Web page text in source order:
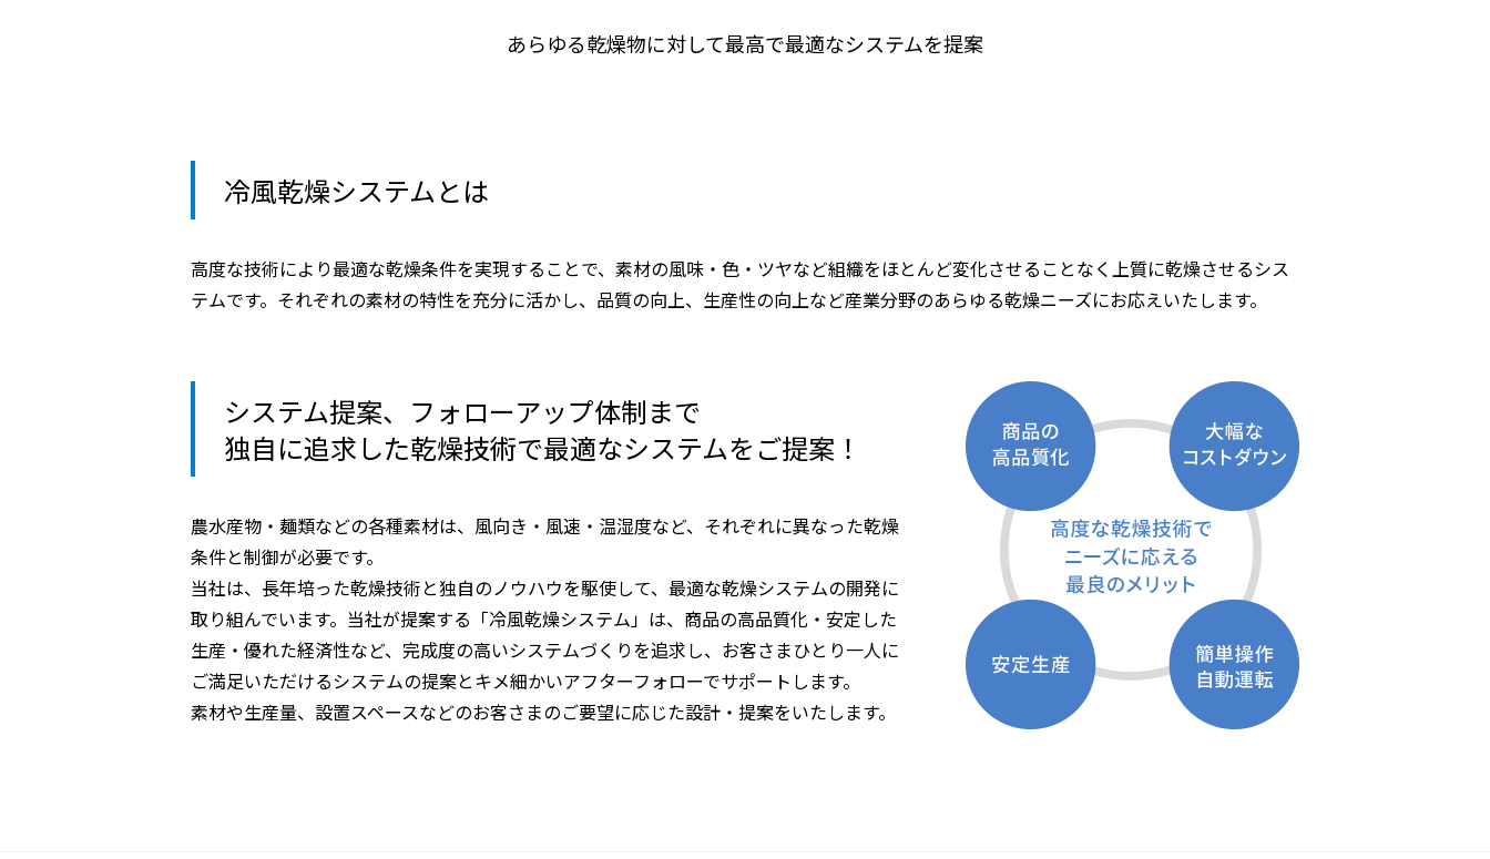
あらゆる乾燥物に対して最高で最適なシステムを提案
冷風乾燥システムとは
高度な技術により最適な乾燥条件を実現することで、素材の風味・色・ツヤなど組織をほとんど変化させることなく上質に乾燥させるシス
テムです。それぞれの素材の特性を充分に活かし、品質の向上、生産性の向上など産業分野のあらゆる乾燥ニーズにお応えいたします。
システム提案、フォローアップ体制まで
独自に追求した乾燥技術で最適なシステムをご提案！
農水産物・麺類などの各種素材は、風向き・風速・温湿度など、それぞれに異なった乾燥
条件と制御が必要です。
当社は、長年培った乾燥技術と独自のノウハウを駆使して、最適な乾燥システムの開発に
取り組んでいます。当社が提案する「冷風乾燥システム」は、商品の高品質化・安定した
生産・優れた経済性など、完成度の高いシステムづくりを追求し、お客さまひとり一人に
ご満足いただけるシステムの提案とキメ細かいアフターフォローでサポートします。
素材や生産量、設置スペースなどのお客さまのご要望に応じた設計・提案をいたします。